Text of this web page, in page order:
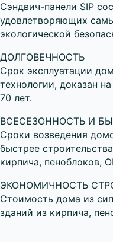
Сэндвич-панели SIP
удовлетворяющих
экологической
ДОЛГОВЕЧНОСТЬ
Срок эксплуатации
технологии, доказан
70 лет.
ВСЕСЕЗОННОСТЬ И
Сроки возведения
быстрее
кирпича, пеноблоков,
ЭКОНОМИЧНОСТЬ
Стоимость дома из
зданий из кирпича,